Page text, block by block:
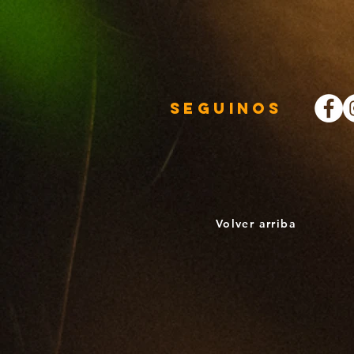
Seguinos
Volver arriba